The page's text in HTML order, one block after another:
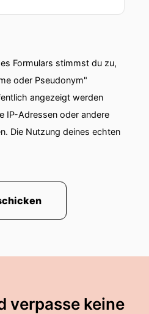
Formulars stimmst du zu,
oder Pseudonym"
angezeigt werden
IP-Adressen oder andere
Die Nutzung deines echten
verpasse keine